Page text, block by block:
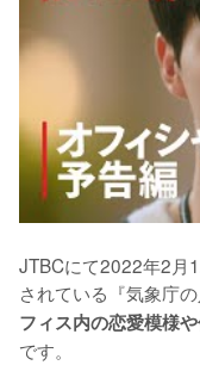
JTBCにて2022年2月
されている『気象庁
フィス内の恋愛模様
です。